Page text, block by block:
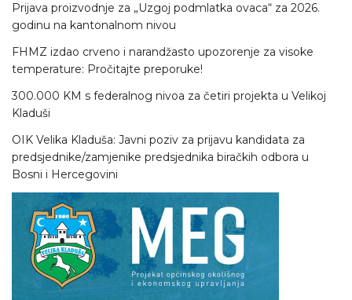
Prijava proizvodnje za „Uzgoj podmlatka ovaca“ za 2026.
godinu na kantonalnom nivou
FHMZ izdao crveno i narandžasto upozorenje za visoke
temperature: Pročitajte preporuke!
300.000 KM s federalnog nivoa za četiri projekta u Velikoj
Kladuši
OIK Velika Kladuša: Javni poziv za prijavu kandidata za
predsjednike/zamjenike predsjednika biračkih odbora u
Bosni i Hercegovini